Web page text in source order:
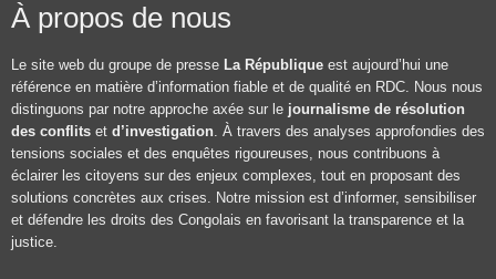
À propos de nous
Le site web du groupe de presse La République est aujourd’hui une
référence en matière d’information fiable et de qualité en RDC. Nous nous
distinguons par notre approche axée sur le journalisme de résolution
des conflits et d’investigation. À travers des analyses approfondies des
tensions sociales et des enquêtes rigoureuses, nous contribuons à
éclairer les citoyens sur des enjeux complexes, tout en proposant des
solutions concrètes aux crises. Notre mission est d’informer, sensibiliser
et défendre les droits des Congolais en favorisant la transparence et la
justice.